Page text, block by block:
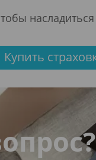
Купить